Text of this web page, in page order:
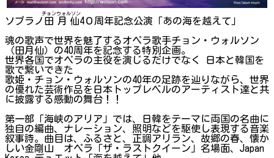
ソプラノ 田
チョン
月仙
ウォルソン
4０周年記念公演「あの海を越えて」
魂の歌声で世界を魅了するオペラ歌手チョン・ウォルソン
（田月仙）の40周年を記念する特別企画。
世界各国でオペラの主役を演じるだけでなく 日本と韓国を
歌で繋いできた
歌姫・チョン・ウォルソンの40年の足跡を辿りながら、世界
の優れた芸術作品を日本トップレベルのアーティスト達と共
に披露する感動の舞台！！
第一部「海峡のアリア」では、日韓をテーマに両国の名曲に
独自の編曲、ナレーション、照明などを駆使し表現する音楽
叙事詩。曲目は、ふるさと、正調アリラン、故郷の春、懐か
しい金剛山 オペラ「ザ・ラストクイーン」名場面、Japan